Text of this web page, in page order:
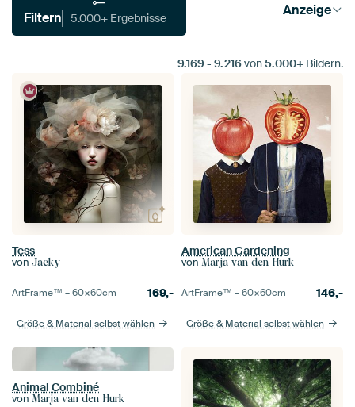
Filtern 5.000+ Ergebnisse Anzeige
9.169 - 9.216von5.000+ Bildern.
Tess
von Jacky
ArtFrame™ –60×60cm 169,-
Größe & Material selbst wählen
American Gardening
von Marja van den Hurk
ArtFrame™ –60×60cm 146,-
Größe & Material selbst wählen
Animal Combiné
von Marja van den Hurk